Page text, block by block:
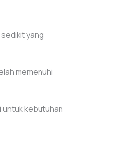
yang
memenuhi
untuk kebutuhan